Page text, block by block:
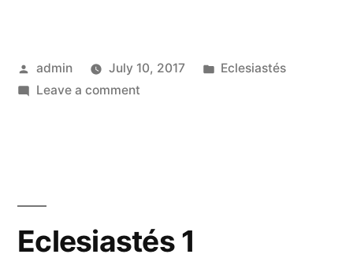
Posted
by
admin July 10, 2017
Posted
Eclesiastés
Leave a commenton
Eclesiastés 1